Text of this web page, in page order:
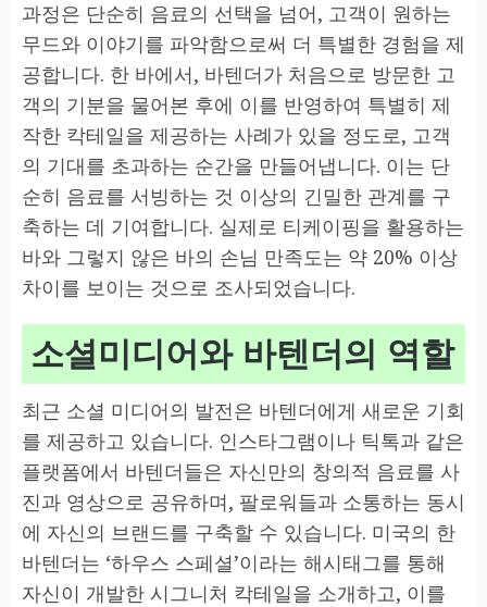
과정은 단순히 음료의 선택을 넘어, 고객이 원하는
무드와 이야기를 파악함으로써 더 특별한 경험을 제
공합니다. 한 바에서, 바텐더가 처음으로 방문한 고
객의 기분을 물어본 후에 이를 반영하여 특별히 제
작한 칵테일을 제공하는 사례가 있을 정도로, 고객
의 기대를 초과하는 순간을 만들어냅니다. 이는 단
순히 음료를 서빙하는 것 이상의 긴밀한 관계를 구
축하는 데 기여합니다. 실제로 티케이핑을 활용하는
바와 그렇지 않은 바의 손님 만족도는 약 20% 이상
차이를 보이는 것으로 조사되었습니다.
소셜미디어와 바텐더의 역할
최근 소셜 미디어의 발전은 바텐더에게 새로운 기회
를 제공하고 있습니다. 인스타그램이나 틱톡과 같은
플랫폼에서 바텐더들은 자신만의 창의적 음료를 사
진과 영상으로 공유하며, 팔로워들과 소통하는 동시
에 자신의 브랜드를 구축할 수 있습니다. 미국의 한
바텐더는 ‘하우스 스페셜’이라는 해시태그를 통해
자신이 개발한 시그니처 칵테일을 소개하고, 이를